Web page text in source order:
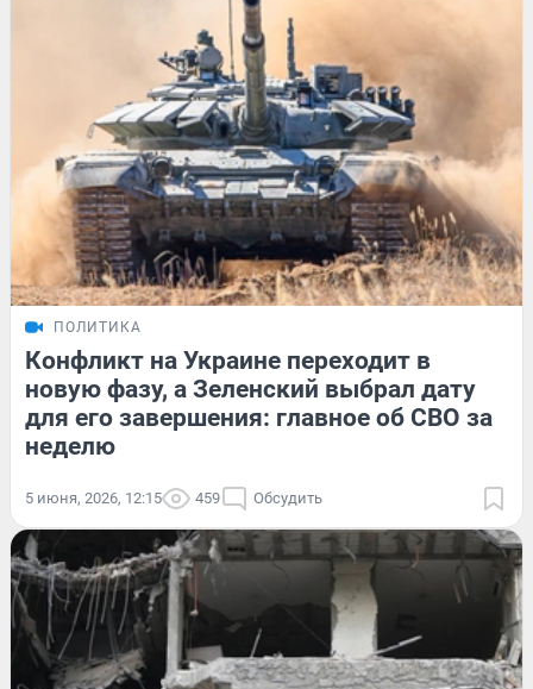
ПОЛИТИКА
Конфликт на Украине переходит в
новую фазу, а Зеленский выбрал дату
для его завершения: главное об СВО за
неделю
5 июня, 2026, 12:15 459 Обсудить